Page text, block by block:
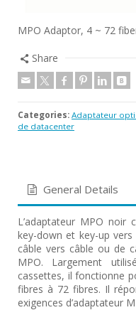
MPO Adaptor, 4 ~ 72
Share
Categories: Adaptateur
de datacenter
General Details
L’adaptateur MPO noir
key-down et key-up
câble vers câble ou de
MPO. Largement
cassettes, il fonctionne
fibres à 72 fibres. Il
exigences d’adaptateur